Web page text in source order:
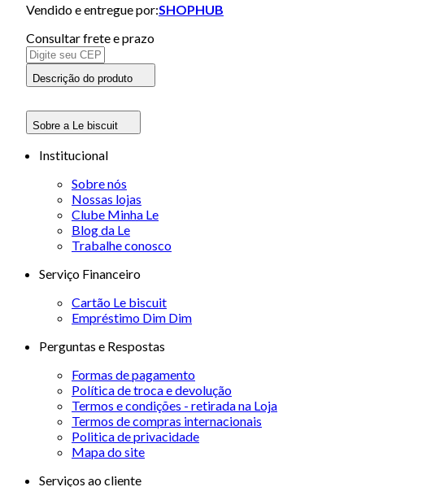
Vendido e entregue por:SHOPHUB
Consultar frete e prazo
Descrição do produto
Sobre a Le biscuit
Institucional
Sobre nós
Nossas lojas
Clube Minha Le
Blog da Le
Trabalhe conosco
Serviço Financeiro
Cartão Le biscuit
Empréstimo Dim Dim
Perguntas e Respostas
Formas de pagamento
Política de troca e devolução
Termos e condições - retirada na Loja
Termos de compras internacionais
Politica de privacidade
Mapa do site
Serviços ao cliente